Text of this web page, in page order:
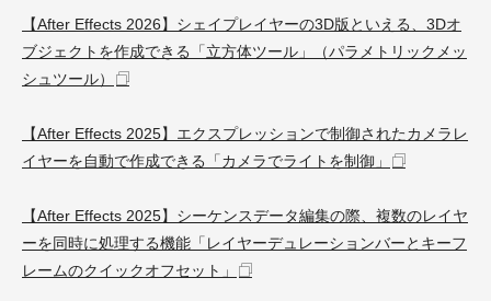
【After Effects 2026】シェイプレイヤーの3D版といえる、3Dオ
ブジェクトを作成できる「立方体ツール」（パラメトリックメッ
シュツール）
【After Effects 2025】エクスプレッションで制御されたカメラレ
イヤーを自動で作成できる「カメラでライトを制御」
【After Effects 2025】シーケンスデータ編集の際、複数のレイヤ
ーを同時に処理する機能「レイヤーデュレーションバーとキーフ
レームのクイックオフセット」